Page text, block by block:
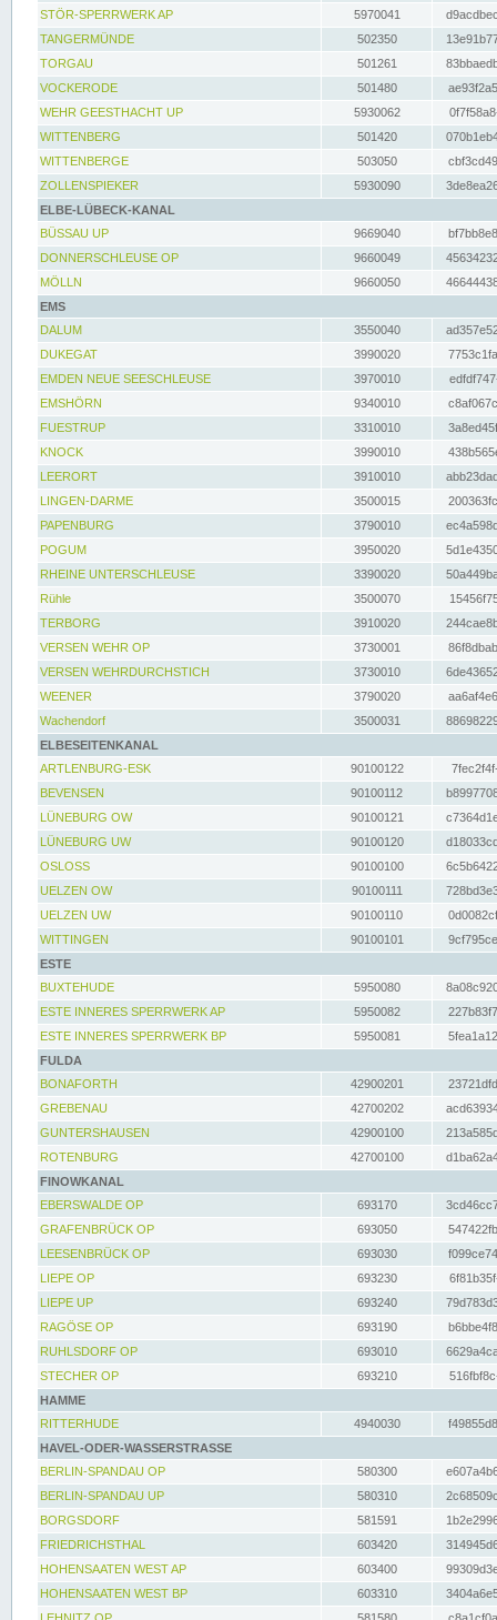
STÖR-SPERRWERK AP 5970041
TANGERMÜNDE
502350
TORGAU
501261
VOCKERODE
501480
WEHR GEESTHACHT UP
5930062
WITTENBERG
501420
WITTENBERGE
503050
ZOLLENSPIEKER
5930090
ELBE-LÜBECK-KANAL
BÜSSAU UP
9669040
DONNERSCHLEUSE OP
9660049
MÖLLN
9660050
EMS
DALUM
3550040
DUKEGAT
3990020
EMDEN NEUE SEESCHLEUSE
3970010
EMSHÖRN
9340010
FUESTRUP
3310010
KNOCK
3990010
LEERORT
3910010
LINGEN-DARME
3500015
PAPENBURG
3790010
POGUM
3950020
RHEINE UNTERSCHLEUSE
3390020
Rühle
3500070
TERBORG
3910020
VERSEN WEHR OP
3730001
VERSEN WEHRDURCHSTICH
3730010
WEENER
3790020
Wachendorf
3500031
ELBESEITENKANAL
ARTLENBURG-ESK
90100122
BEVENSEN
90100112
LÜNEBURG OW
90100121
LÜNEBURG UW
90100120
OSLOSS
90100100
UELZEN OW
90100111
UELZEN UW
90100110
WITTINGEN
90100101
ESTE
BUXTEHUDE
5950080
ESTE INNERES SPERRWERK AP
5950082
ESTE INNERES SPERRWERK BP
5950081
FULDA
BONAFORTH
42900201
GREBENAU
42700202
GUNTERSHAUSEN
42900100
ROTENBURG
42700100
FINOWKANAL
EBERSWALDE OP
693170
GRAFENBRÜCK OP
693050
LEESENBRÜCK OP
693030
LIEPE OP
693230
LIEPE UP
693240
RAGÖSE OP
693190
RUHLSDORF OP
693010
STECHER OP
693210
HAMME
RITTERHUDE
4940030
HAVEL-ODER-WASSERSTRASSE
BERLIN-SPANDAU OP
580300
BERLIN-SPANDAU UP
580310
BORGSDORF
581591
FRIEDRICHSTHAL
603420
HOHENSAATEN WEST AP
603400
HOHENSAATEN WEST BP
603310